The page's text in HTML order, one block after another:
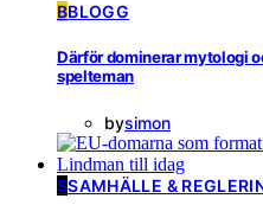
BBLOGG
Därför dominerar mytologi
spelteman
bysimon
SSAMHÄLLE &